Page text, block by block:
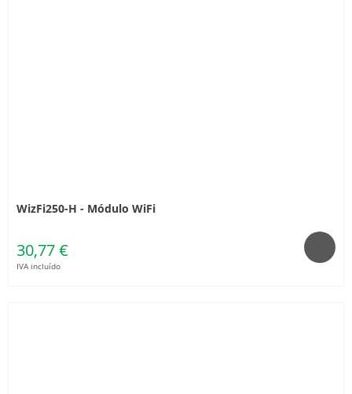
WizFi250-H - Módulo WiFi
30,77 €
IVA incluído